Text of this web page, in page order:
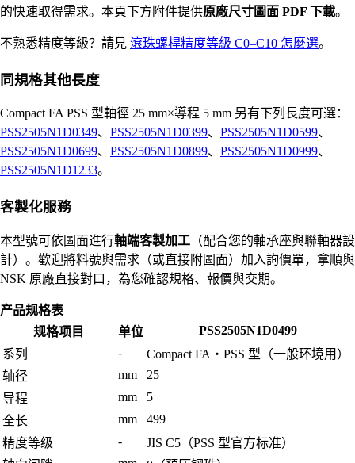
的快速取得需求。本頁下方附件提供原廠尺寸圖面 PDF 下載。
不熟悉精度等級？請見 滾珠螺桿精度等級 C0–C10 怎麼選。
同規格其他長度
Compact FA PSS 型軸徑 25 mm×導程 5 mm 另有下列長度可選：
PSS2505N1D0349、 PSS2505N1D0399、 PSS2505N1D0599、
PSS2505N1D0699、 PSS2505N1D0899、 PSS2505N1D0999、
PSS2505N1D1233。
客製化服務
本型號可依圖面進行軸端客製加工 （配合您的軸承座與聯軸器設
計）。歡迎將料號與需求（或直接附圖面）加入詢價單，拿順與
NSK 原廠直接對口，為您確認規格、報價與交期。
产品规格表
规格项目
单位
PSS2505N1D0499
系列
-
Compact FA・PSS 型（一般环境用）
轴径
mm
25
导程
mm
5
全长
mm
499
精度等级
-
JIS C5（PSS 型官方标准）